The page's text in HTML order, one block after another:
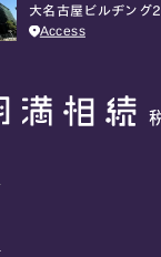
大名古屋ビルヂング
Access